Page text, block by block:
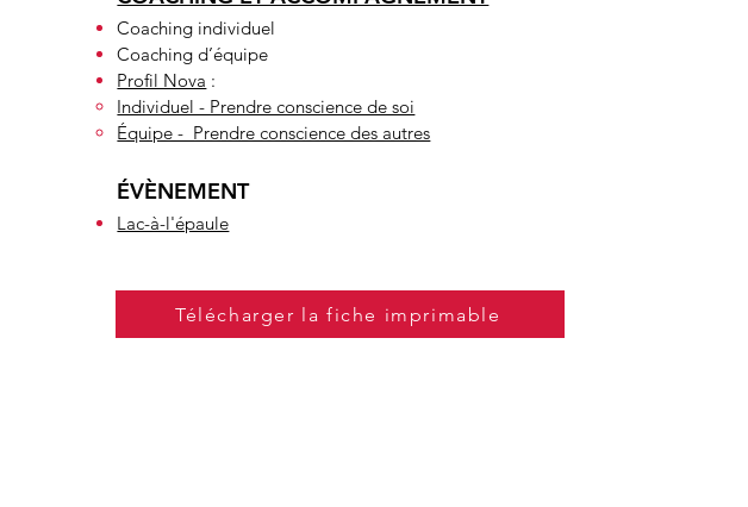
Coaching individuel
Coaching d’équipe
Profil Nova :
Individuel - Prendre conscience de soi
Équipe - Prendre conscience des autres
ÉVÈNEMENT
Lac-à-l'épaule
Télécharger la fiche imprimable